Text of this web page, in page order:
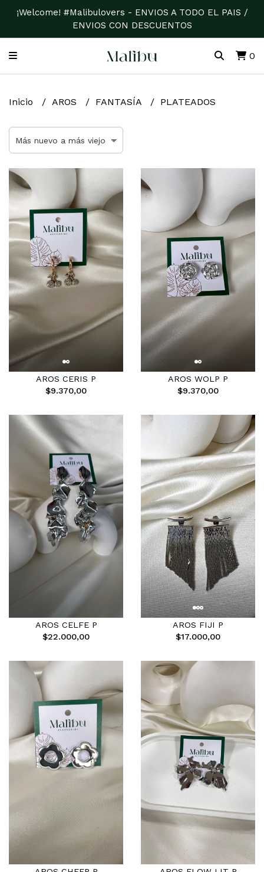
¡Welcome! #Malibulovers - ENVIOS A TODO EL PAIS /
ENVIOS CON DESCUENTOS
0
Inicio AROS FANTASÍA PLATEADOS
AROS CERIS P
$9.370,00
AROS WOLP P
$9.370,00
AROS CELFE P
$22.000,00
AROS FIJI P
$17.000,00